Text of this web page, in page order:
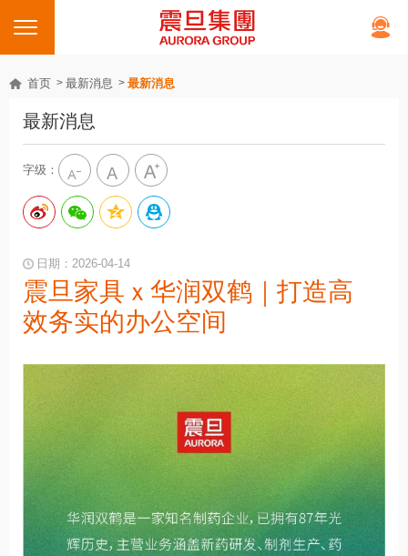
首页 最新消息 最新消息
最新消息
字级：
日期：2026-04-14
震旦家具ｘ华润双鹤｜打造高
效务实的办公空间